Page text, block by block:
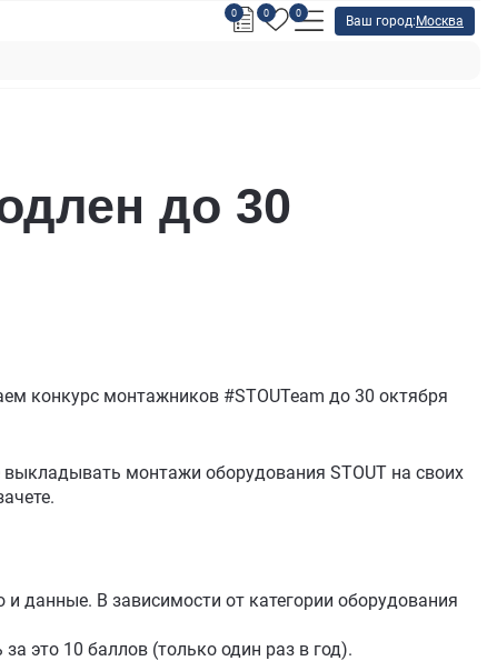
0 0 0
Ваш город: Москва
до 30
конкурс монтажников #STOUTeam до 30 октября
выкладывать монтажи оборудования STOUT на своих
данные. В зависимости от категории оборудования
это 10 баллов (только один раз в год).⠀